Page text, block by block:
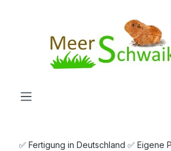
✅ Fertigung in Deutschland ✅ Eigene